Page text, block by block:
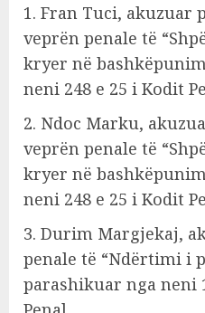
1. Fran Tuci, akuzuar
veprën penale të
kryer në
neni 248 e 25 i Kodit
2. Ndoc Marku,
veprën penale të
kryer në
neni 248 e 25 i Kodit
3. Durim Margjekaj,
penale të “Ndërtimi i
parashikuar nga neni